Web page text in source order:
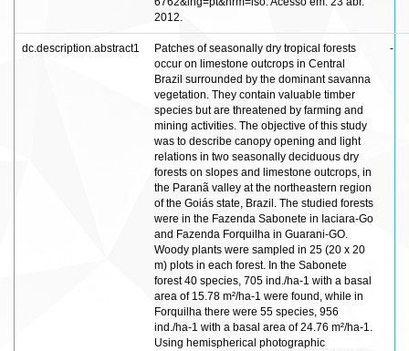
2012.
dc.description.abstract1
Patches of seasonally dry tropical forests
occur on limestone outcrops in Central
Brazil surrounded by the dominant savanna
vegetation. They contain valuable timber
species but are threatened by farming and
mining activities. The objective of this study
was to describe canopy opening and light
relations in two seasonally deciduous dry
forests on slopes and limestone outcrops, in
the Paranã valley at the northeastern region
of the Goiás state, Brazil. The studied forests
were in the Fazenda Sabonete in Iaciara-Go
and Fazenda Forquilha in Guarani-GO.
Woody plants were sampled in 25 (20 x 20
m) plots in each forest. In the Sabonete
forest 40 species, 705 ind./ha-1 with a basal
area of 15.78 m²/ha-1 were found, while in
Forquilha there were 55 species, 956
ind./ha-1 with a basal area of 24.76 m²/ha-1.
Using hemispherical photographic
-